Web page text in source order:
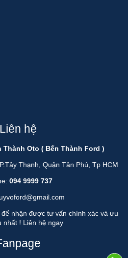
Liên hệ
Oto ( Bến Thành Ford )
Thạnh, Quận Tân Phú, Tp HCM
094 9999 737
nhận được tư vấn chính xác và ưu
nhất ! Liên hệ ngay